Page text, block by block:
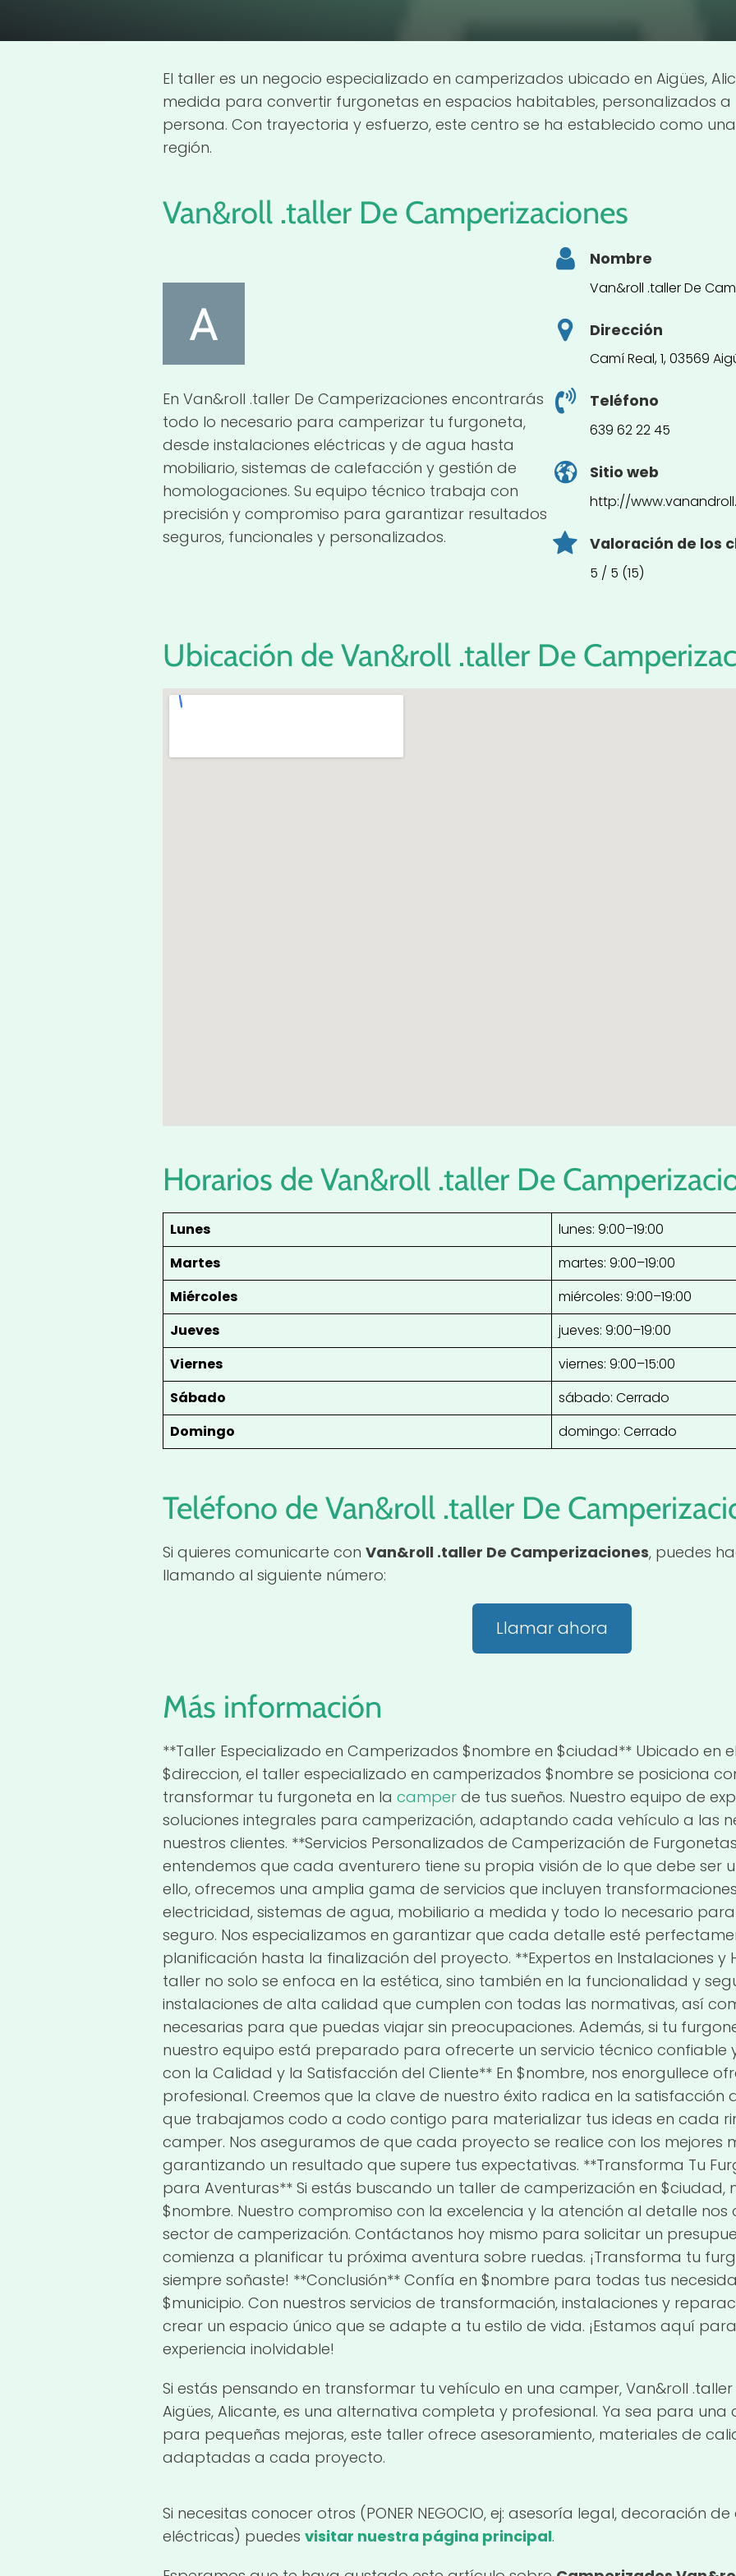
El taller es un negocio especializado en camperizados ubicado en Aigües,
medida para convertir furgonetas en espacios habitables, personalizados
persona. Con trayectoria y esfuerzo, este centro se ha establecido como
región.
Van&roll .taller De Camperizaciones
En Van&roll .taller De Camperizaciones encontrarás
todo lo necesario para camperizar tu furgoneta,
desde instalaciones eléctricas y de agua hasta
mobiliario, sistemas de calefacción y gestión de
homologaciones. Su equipo técnico trabaja con
precisión y compromiso para garantizar resultados
seguros, funcionales y personalizados.
Nombre
Van&roll .taller De
Dirección
Camí Real, 1, 03569
Teléfono
639 62 22 45
Sitio web
http://
Valoración de los
5 / 5 (15)
Ubicación de Van&roll .taller De
Horarios de Van&roll .taller De
Lunes
lunes: 9:00–19:00
Martes
martes: 9:00–19:00
Miércoles
miércoles: 9:00–19:00
Jueves
jueves: 9:00–19:00
Viernes
viernes: 9:00–15:00
Sábado
sábado: Cerrado
Domingo
domingo: Cerrado
Teléfono de Van&roll .taller De
Si quieres comunicarte con Van&roll .taller De Camperizaciones, puedes
llamando al siguiente número:
Llamar ahora
Más información
**Taller Especializado en Camperizados $nombre en $ciudad** Ubicado en
$direccion, el taller especializado en camperizados $nombre se posiciona
transformar tu furgoneta en la camper de tus sueños. Nuestro equipo de
soluciones integrales para camperización, adaptando cada vehículo a las
nuestros clientes. **Servicios Personalizados de Camperización de
entendemos que cada aventurero tiene su propia visión de lo que debe ser
ello, ofrecemos una amplia gama de servicios que incluyen
electricidad, sistemas de agua, mobiliario a medida y todo lo necesario
seguro. Nos especializamos en garantizar que cada detalle esté
planificación hasta la finalización del proyecto. **Expertos en Instalaciones y
taller no solo se enfoca en la estética, sino también en la funcionalidad y
instalaciones de alta calidad que cumplen con todas las normativas, así
necesarias para que puedas viajar sin preocupaciones. Además, si tu
nuestro equipo está preparado para ofrecerte un servicio técnico confiable
con la Calidad y la Satisfacción del Cliente** En $nombre, nos enorgullece
profesional. Creemos que la clave de nuestro éxito radica en la satisfacción
que trabajamos codo a codo contigo para materializar tus ideas en cada
camper. Nos aseguramos de que cada proyecto se realice con los mejores
garantizando un resultado que supere tus expectativas. **Transforma Tu
para Aventuras** Si estás buscando un taller de camperización en $ciudad,
$nombre. Nuestro compromiso con la excelencia y la atención al detalle nos
sector de camperización. Contáctanos hoy mismo para solicitar un
comienza a planificar tu próxima aventura sobre ruedas. ¡Transforma tu
siempre soñaste! **Conclusión** Confía en $nombre para todas tus
$municipio. Con nuestros servicios de transformación, instalaciones y
crear un espacio único que se adapte a tu estilo de vida. ¡Estamos aquí
experiencia inolvidable!
Si estás pensando en transformar tu vehículo en una camper, Van&roll
Aigües, Alicante, es una alternativa completa y profesional. Ya sea para
para pequeñas mejoras, este taller ofrece asesoramiento, materiales de
adaptadas a cada proyecto.
Si necesitas conocer otros (PONER NEGOCIO, ej: asesoría legal, decoración
eléctricas) puedes visitar nuestra página principal.